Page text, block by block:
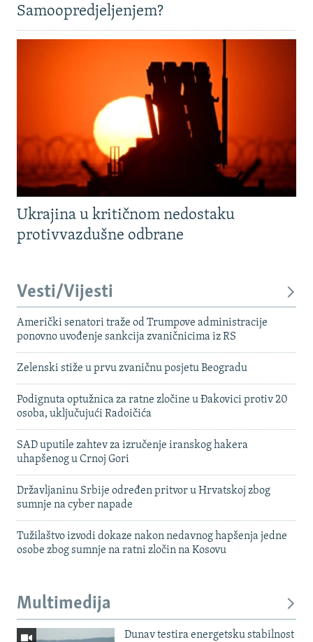
Samoopredjeljenjem?
Ukrajina u kritičnom nedostaku
protivvazdušne odbrane
Vesti/Vijesti
Američki senatori traže od Trumpove administracije
ponovno uvođenje sankcija zvaničnicima iz RS
Zelenski stiže u prvu zvaničnu posjetu Beogradu
Podignuta optužnica za ratne zločine u Đakovici protiv 20
osoba, uključujući Radoičića
SAD uputile zahtev za izručenje iranskog hakera
uhapšenog u Crnoj Gori
Državljaninu Srbije određen pritvor u Hrvatskoj zbog
sumnje na cyber napade
Tužilaštvo izvodi dokaze nakon nedavnog hapšenja jedne
osobe zbog sumnje na ratni zločin na Kosovu
Multimedija
Dunav testira energetsku stabilnost